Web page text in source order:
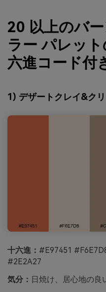
20 以上のバ
ラー パレッ
六進コード付
1) デザートクレイ&ク
十六進： #E97451
#2E2A27
気分： 日焼け、居心地の良